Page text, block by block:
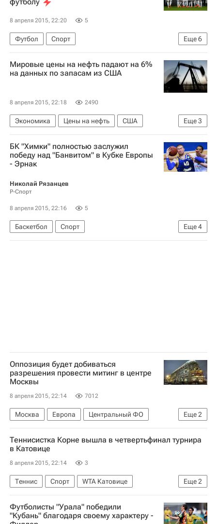
8 апреля 2015, 22:20 5
Еще6
Футбол
Спорт
РПЛ 2026-2027 (Чемпионат России по футболу)
Динамо Москва
ПФК ЦСКА
Георги Миланов
Мировые цены на нефть падают на 6%
на данных по запасам из США
8 апреля 2015, 22:18 2490
Еще3
Экономика Цены на нефть
США
Америка
Весь мир Северная Америка
БК "Химки" полностью заслужил
победу над "Банвитом" в Кубке Европы
- Эрнак
Николай Рязанцев
Р-Спорт
8 апреля 2015, 22:16 5
Еще4
Баскетбол
Спорт
Матчи подмосковных "Химок" и казанского УНИКСа на стадии 1/2 финала баскетбольного Кубка Европы-2014/2015
Оппозиция будет добиваться
разрешения провести митинг в центре
Москвы
8 апреля 2015, 22:14 7012
Еще2
Москва Европа
Центральный ФО
Весь мир
Россия
Теннисистка Корне вышла в четвертьфинал турнира
в Катовице
8 апреля 2015, 22:14 3
Еще2
Теннис Спорт
WTA Катовице
Ализе Корне
Полона Херцог
Футболисты "Урала" победили
"Кубань" благодаря своему характеру -